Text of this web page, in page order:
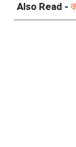
Also Read -